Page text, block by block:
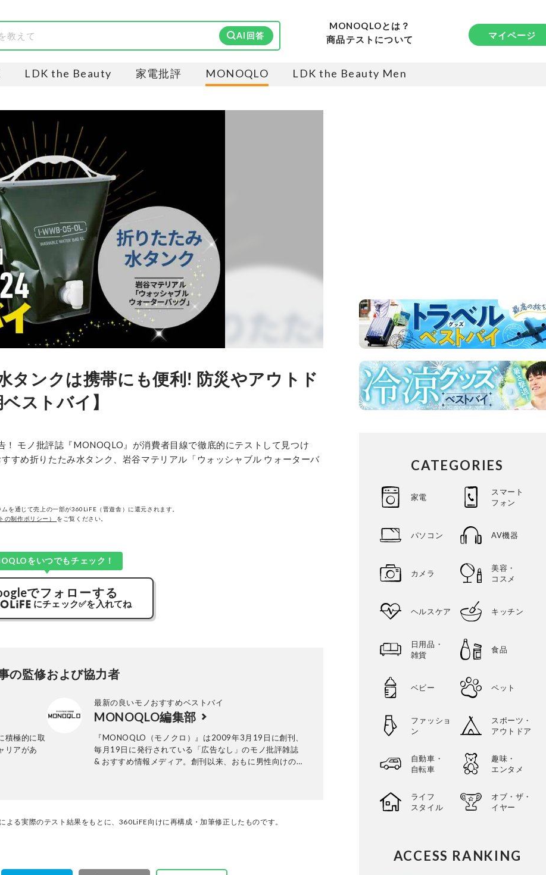
AI回答
MONOQLOとは？
商品テストについて
マイページ
LDK the Beauty 家電批評 MONOQLO LDK the Beauty Men
タンクは携帯にも便利! 防災やアウトド
ストバイ】
モノ批評誌『MONOQLO』が消費者目線で徹底的にテストして見つけ
すめ折りたたみ水タンク、岩谷マテリアル「ウォッシャブル ウォーターバ
を通じて売上の一部が360LiFE（晋遊舎）に還元されます。
の制作ポリシー） をご覧ください。
をいつでもチェック！
でフォローする
にチェック✅を入れてね
の監修および協力者
積極的に取
リアがあ
最新の良いモノおすすめベストバイ
MONOQLO編集部
『MONOQLO（モノクロ）』は2009年3月19日に創刊、
毎月19日に発行されている「広告なし」のモノ批評雑誌
& おすすめ情報メディア。創刊以来、おもに男性向けの生
11名以上の編集体制で日々の検証・記事制作を行ってい
る実際のテスト結果をもとに、360LiFE向けに再構成・加筆修正したものです。
CATEGORIES
家電
スマート
フォン
パソコン AV機器
カメラ
美容・
コスメ
ヘルスケア キッチン
日用品・
雑貨
食品
ベビー ペット
ファッショ
ン
スポーツ・
アウトドア
自動車・
自転車
趣味・
エンタメ
ライフ
スタイル
オブ・ザ・
イヤー
ACCESS RANKING